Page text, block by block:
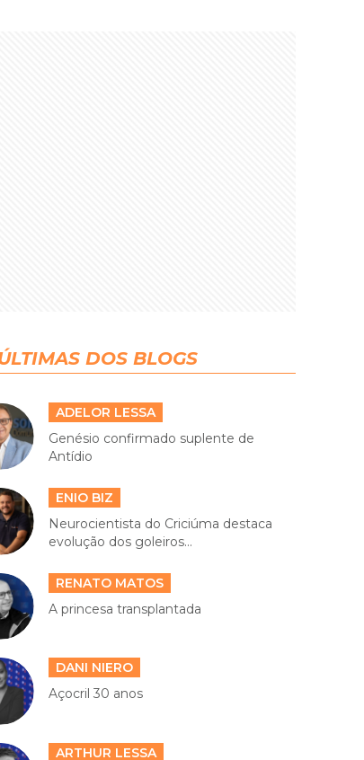
DOS BLOGS
ADELOR LESSA
Genésio confirmado suplente de
Antídio
ENIO BIZ
Neurocientista do Criciúma destaca
evolução dos goleiros...
RENATO MATOS
A princesa transplantada
DANI NIERO
Açocril 30 anos
ARTHUR LESSA